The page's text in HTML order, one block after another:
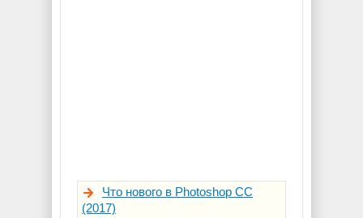
Что нового в Photoshop CC
(2017)